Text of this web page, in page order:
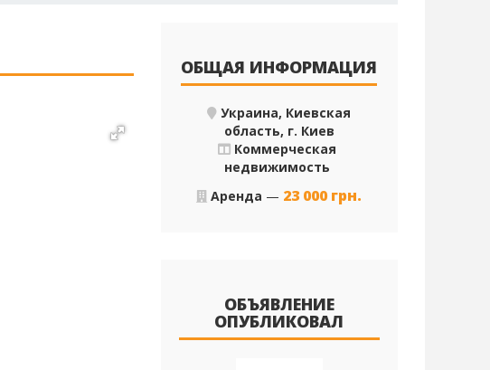
ОБЩАЯ ИНФОРМАЦИЯ
Украина, Киевская
область, г. Киев
Коммерческая
недвижимость
Аренда — 23 000 грн.
ОБЪЯВЛЕНИЕ
ОПУБЛИКОВАЛ